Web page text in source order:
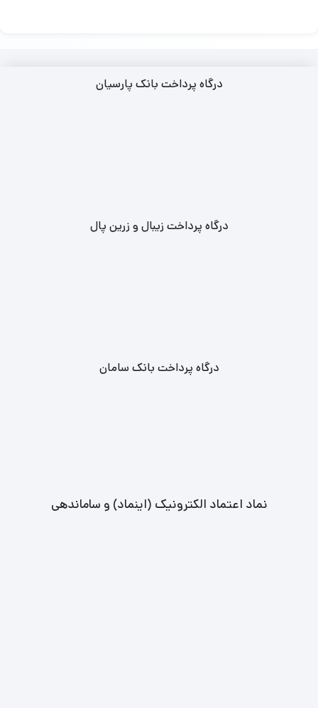
درگاه پرداخت بانک پارسیان
درگاه پرداخت زیبال و زرین پال
درگاه پرداخت بانک سامان
نماد اعتماد الکترونیک (اینماد) و ساماندهی